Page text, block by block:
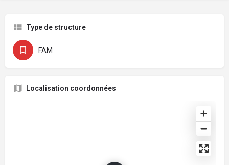
Type de structure
FAM
Localisation coordonnées